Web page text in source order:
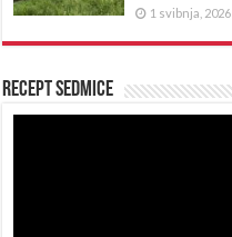
1 svibnja, 2026
Recept sedmice